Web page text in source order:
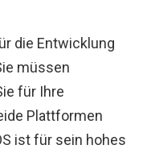
die Entwicklung
müssen
für Ihre
Plattformen
ist für sein hohes